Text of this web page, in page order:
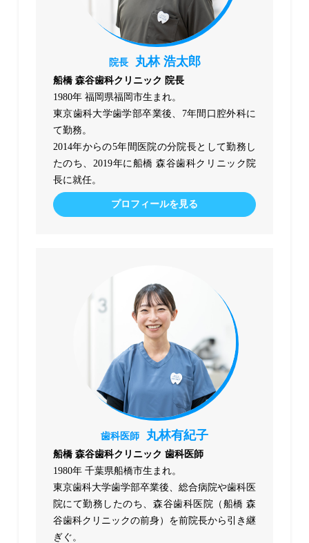
院長 丸林 浩太郎
船橋 森谷歯科クリニック 院長
1980年 福岡県福岡市生まれ。
東京歯科大学歯学部卒業後、7年間口腔外科に
て勤務。
2014年からの5年間医院の分院長として勤務し
たのち、2019年に船橋 森谷歯科クリニック院
長に就任。
プロフィールを見る
歯科医師 丸林有紀子
船橋 森谷歯科クリニック 歯科医師
1980年 千葉県船橋市生まれ。
東京歯科大学歯学部卒業後、総合病院や歯科医
院にて勤務したのち、森谷歯科医院（船橋 森
谷歯科クリニックの前身）を前院長から引き継
ぎぐ。